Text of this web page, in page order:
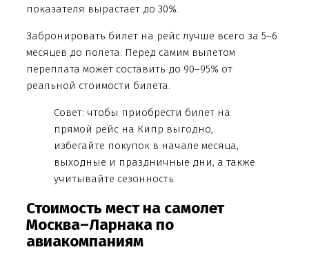
показателя вырастает до 30%.
Забронировать билет на рейс лучше всего за 5–6
месяцев до полета. Перед самим вылетом
переплата может составить до 90–95% от
реальной стоимости билета.
Совет: чтобы приобрести билет на
прямой рейс на Кипр выгодно,
избегайте покупок в начале месяца,
выходные и праздничные дни, а также
учитывайте сезонность.
Стоимость мест на самолет
Москва–Ларнака по
авиакомпаниям